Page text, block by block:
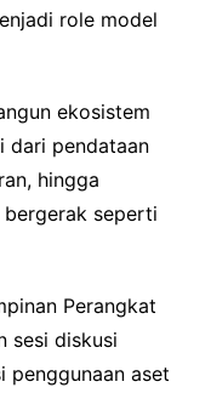
role model
ekosistem
dari pendataan
hingga
seperti
Perangkat
sesi diskusi
penggunaan aset